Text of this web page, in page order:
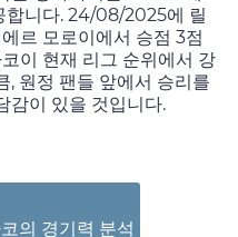
합니다. 24/08/2025에 릴
르 모로이에서 승점 3점
이 현재 리그 순위에서 강
, 원정 팬들 앞에서 승리를
감이 있을 것입니다.
의 경기력 분석